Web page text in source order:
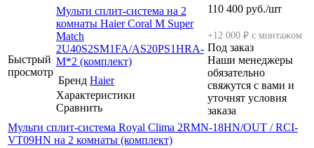
Быстрый
просмотр
Мульти сплит-система на 2
комнаты Haier Coral M Super
Match
2U40S2SM1FA/AS20PS1HRA-
M*2 (комплект)
Бренд Haier
Характеристики
Сравнить
110 400 руб./шт
+12 000 ₽ с монтажом
Под заказ
Наши менеджеры
обязательно
свяжутся с вами и
уточнят условия
заказа
Мульти сплит-система Royal Clima 2RMN-18HN/OUT / RCI-
VT09HN на 2 комнаты (комплект)